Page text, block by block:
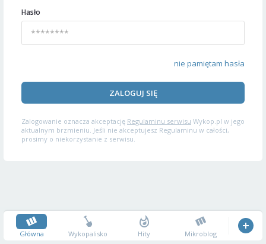
Hasło
nie pamiętam hasła
ZALOGUJ SIĘ
Zalogowanie oznacza akceptację Regulaminu serwisu Wykop.pl w jego
aktualnym brzmieniu. Jeśli nie akceptujesz Regulaminu w całości,
prosimy o niekorzystanie z serwisu.
Główna Wykopalisko Hity Mikroblog